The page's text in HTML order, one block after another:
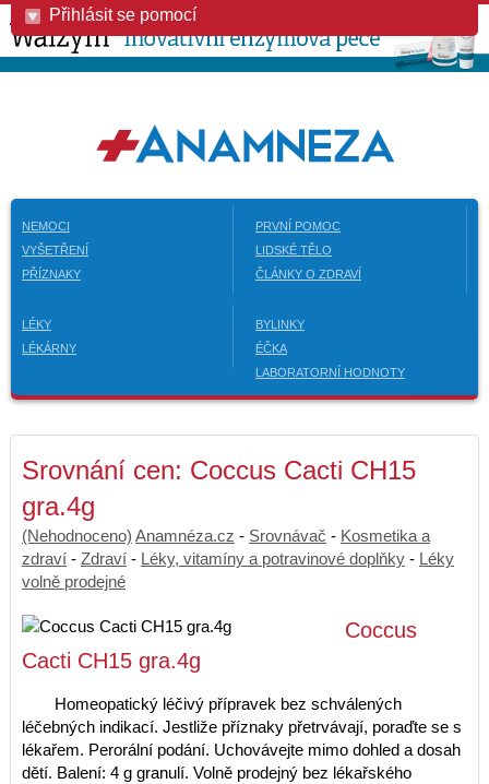
Přihlásit se pomocí
NEMOCI
VYŠETŘENÍ
PŘÍZNAKY
PRVNÍ POMOC
LIDSKÉ TĚLO
ČLÁNKY O ZDRAVÍ
LÉKY
LÉKÁRNY
BYLINKY
ÉČKA
LABORATORNÍ HODNOTY
Srovnání cen: Coccus Cacti CH15
gra.4g
(Nehodnoceno) Anamnéza.cz - Srovnávač - Kosmetika a
zdraví - Zdraví - Léky, vitamíny a potravinové doplňky - Léky
volně prodejné
Coccus
Cacti CH15 gra.4g
Homeopatický léčivý přípravek bez schválených
léčebných indikací. Jestliže příznaky přetrvávají, poraďte se s
lékařem. Perorální podání. Uchovávejte mimo dohled a dosah
dětí. Balení: 4 g granulí. Volně prodejný bez lékařského